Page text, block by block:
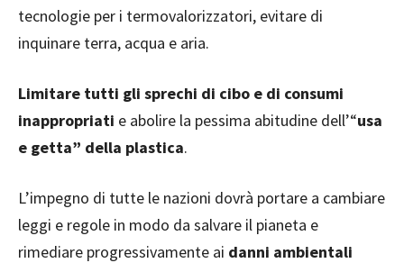
tecnologie per i termovalorizzatori, evitare di
inquinare terra, acqua e aria.
Limitare tutti gli sprechi di cibo e di consumi
inappropriati e abolire la pessima abitudine dell’“usa
e getta” della plastica.
L’impegno di tutte le nazioni dovrà portare a cambiare
leggi e regole in modo da salvare il pianeta e
rimediare progressivamente ai danni ambientali